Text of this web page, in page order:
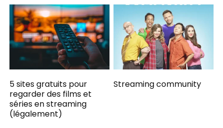
5 sites gratuits pour
regarder des films et
séries en streaming
(légalement)
Streaming community